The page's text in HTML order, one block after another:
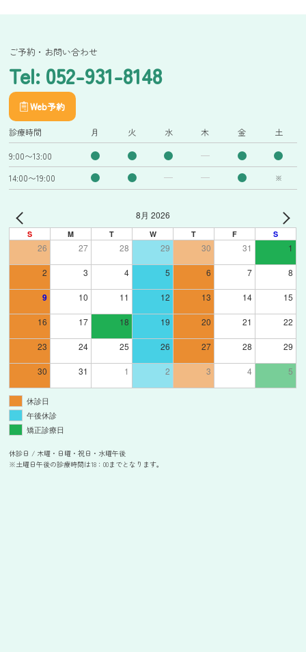
ご予約・お問い合わせ
Tel: 052-931-8148
Web予約
診療時間 月 火 水 木 金 土
9:00〜13:00
14:00〜19:00
※
8月 2026
S M T W T F S
26 27 28 29 30 31 1
2 3 4 5 6 7 8
9 10 11 12 13 14 15
16 17 18 19 20 21 22
23 24 25 26 27 28 29
30 31 1 2 3 4 5
休診日
午後休診
矯正診療日
休診日 / 木曜・日曜・祝日・水曜午後
※土曜日午後の診療時間は18：00までとなります。